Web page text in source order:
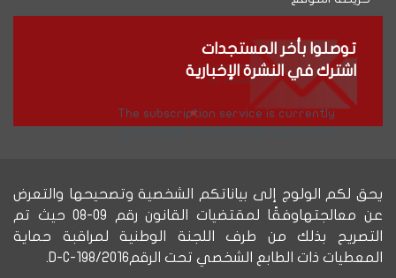
توصلوا بأخر المستجدات
اشترك في النشرة الإخبارية
The subscription service is currently
يحق لكم الولوج إلى بياناتكم الشخصية وتصحيحها والتعرض
عن معالجتهاوفقًا لمقتضيات القانون رقم 09-08 حيث تم
التصريح بذلك من طرف اللجنة الوطنية لمراقبة حماية
المعطيات ذات الطابع الشخصي تحت الرقمD-C-198/2016.